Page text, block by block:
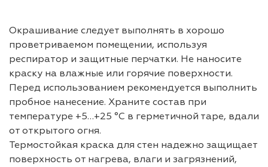
Окрашивание следует выполнять в хорошо
проветриваемом помещении, используя
респиратор и защитные перчатки. Не наносите
краску на влажные или горячие поверхности.
Перед использованием рекомендуется выполнить
пробное нанесение. Храните состав при
температуре +5…+25 °C в герметичной таре, вдали
от открытого огня.
Термостойкая краска для стен надежно защищает
поверхность от нагрева, влаги и загрязнений,